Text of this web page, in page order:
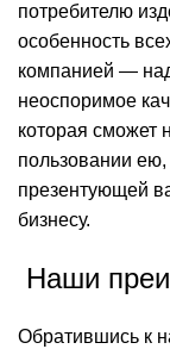
потребителю
особенность
компанией —
неоспоримое
которая сможет
пользовании
презентующей
бизнесу.
Наши
Обратившись к